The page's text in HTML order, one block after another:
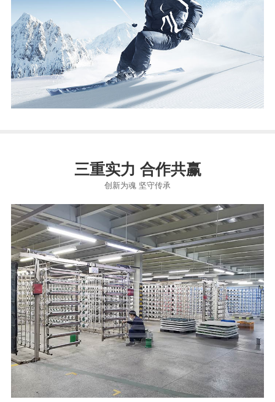
三重实力 合作共赢
创新为魂 坚守传承